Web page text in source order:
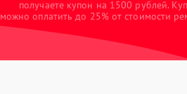
получаете купон на 1500 рублей.
можно оплатить до 25% от стоимости